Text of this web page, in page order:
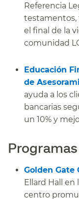
Referencia
testamentos,
el final de la
comunidad
Educación
de
ayuda a los
bancarias
un 10% y
Golden Gate
Ellard Hall en
centro